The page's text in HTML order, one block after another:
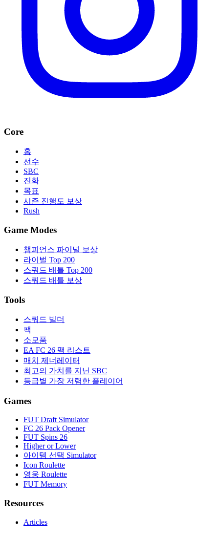
Core
홈
선수
SBC
진화
목표
시즌 진행도 보상
Rush
Game Modes
챔피언스 파이널 보상
라이벌 Top 200
스쿼드 배틀 Top 200
스쿼드 배틀 보상
Tools
스쿼드 빌더
팩
소모품
EA FC 26 팩 리스트
매치 제너레이터
최고의 가치를 지닌 SBC
등급별 가장 저렴한 플레이어
Games
FUT Draft Simulator
FC 26 Pack Opener
FUT Spins 26
Higher or Lower
아이템 선택 Simulator
Icon Roulette
영웅 Roulette
FUT Memory
Resources
Articles